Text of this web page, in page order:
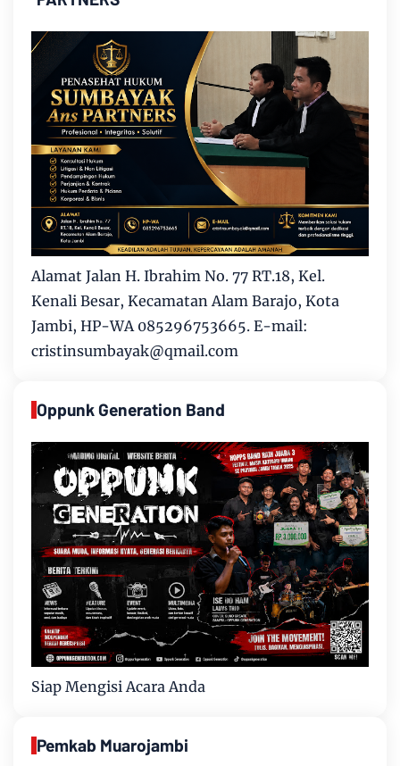
Alamat Jalan H. Ibrahim No. 77 RT.18, Kel.
Kenali Besar, Kecamatan Alam Barajo, Kota
Jambi, HP-WA 085296753665. E-mail:
cristinsumbayak@qmail.com
Oppunk Generation Band
Siap Mengisi Acara Anda
Pemkab Muarojambi